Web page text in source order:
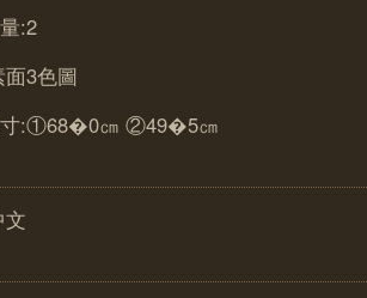
:2
3色圖
寸:①68�0㎝ ②49�5㎝
文